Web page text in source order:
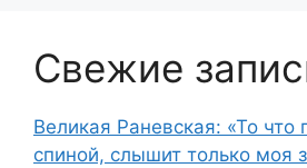
Свежие
Великая Раневская: «То что
спиной, слышит только моя